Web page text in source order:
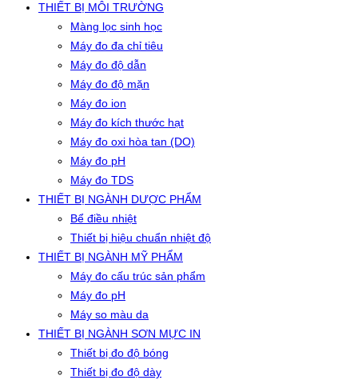
THIẾT BỊ MÔI TRƯỜNG
Màng lọc sinh học
Máy đo đa chỉ tiêu
Máy đo độ dẫn
Máy đo độ mặn
Máy đo ion
Máy đo kích thước hạt
Máy đo oxi hòa tan (DO)
Máy đo pH
Máy đo TDS
THIẾT BỊ NGÀNH DƯỢC PHẨM
Bể điều nhiệt
Thiết bị hiệu chuẩn nhiệt độ
THIẾT BỊ NGÀNH MỸ PHẨM
Máy đo cấu trúc sản phẩm
Máy đo pH
Máy so màu da
THIẾT BỊ NGÀNH SƠN MỰC IN
Thiết bị đo độ bóng
Thiết bị đo độ dày